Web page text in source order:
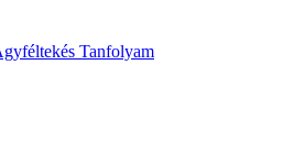
Tanfolyam